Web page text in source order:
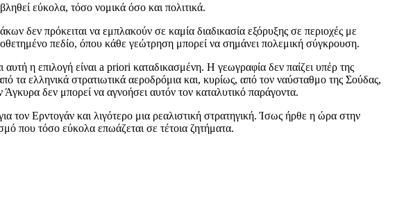
εύκολα, τόσο νομικά όσο και πολιτικά.
δεν πρόκειται να εμπλακούν σε καμία διαδικασία εξόρυξης σε περιοχές με
πεδίο, όπου κάθε γεώτρηση μπορεί να σημάνει πολεμική σύγκρουση.
η επιλογή είναι a priori καταδικασμένη. Η γεωγραφία δεν παίζει υπέρ της
τα ελληνικά στρατιωτικά αεροδρόμια και, κυρίως, από τον ναύσταθμο της Σούδας,
δεν μπορεί να αγνοήσει αυτόν τον καταλυτικό παράγοντα.
τον Ερντογάν και λιγότερο μια ρεαλιστική στρατηγική. Ίσως ήρθε η ώρα στην
που τόσο εύκολα επωάζεται σε τέτοια ζητήματα.